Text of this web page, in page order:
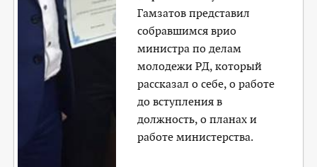
Гамзатов представил
собравшимся врио
министра по делам
молодежи РД, который
рассказал о себе, о работе
до вступления в
должность, о планах и
работе министерства.